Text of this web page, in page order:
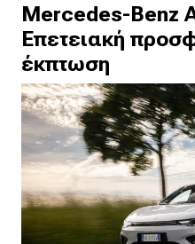
Mercedes-Benz
Επετειακή
έκπτωση